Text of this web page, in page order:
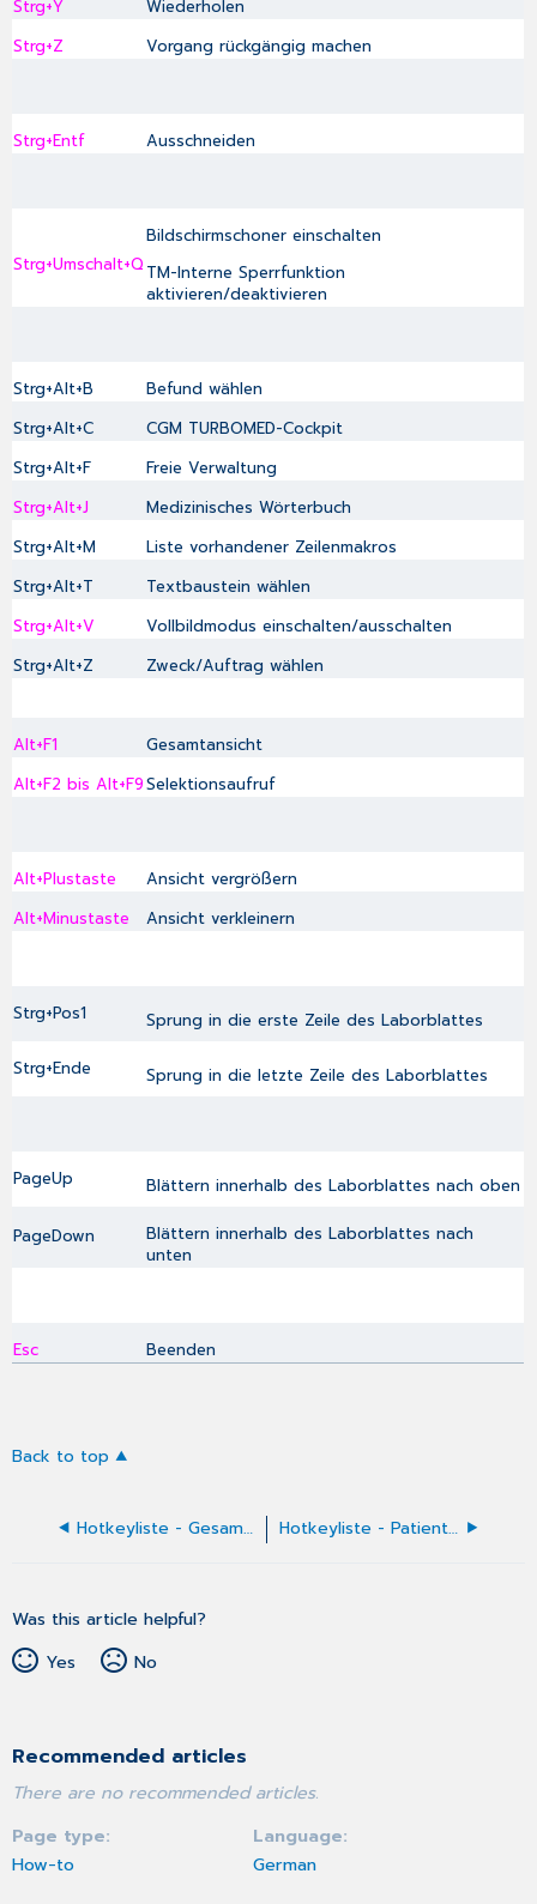
Strg+Y
Wiederholen
Strg+Z
Vorgang rückgängig machen
Strg+Entf Ausschneiden
Strg+Umschalt+Q
Bildschirmschoner einschalten
TM-Interne Sperrfunktion
aktivieren/deaktivieren
Strg+Alt+B
Befund wählen
Strg+Alt+C
CGM TURBOMED-Cockpit
Strg+Alt+F
Freie Verwaltung
Strg+Alt+J
Medizinisches Wörterbuch
Strg+Alt+M
Liste vorhandener Zeilenmakros
Strg+Alt+T
Textbaustein wählen
Strg+Alt+V
Vollbildmodus einschalten/ausschalten
Strg+Alt+Z
Zweck/Auftrag wählen
Alt+F1
Gesamtansicht
Alt+F2 bis Alt+F9Selektionsaufruf
Alt+Plustaste
Ansicht vergrößern
Alt+Minustaste
Ansicht verkleinern
Strg+Pos1 Sprung in die erste Zeile des Laborblattes
Strg+Ende Sprung in die letzte Zeile des Laborblattes
PageUp Blättern innerhalb des Laborblattes nach oben
PageDown
Blättern innerhalb des Laborblattes nach
unten
Esc Beenden
Back to top
Hotkeyliste - Gesamtuebersicht Hotkeyliste - Patientenmenü
Was this article helpful?
Yes
No
Recommended articles
There are no recommended articles.
Page type
How-to
Language
German